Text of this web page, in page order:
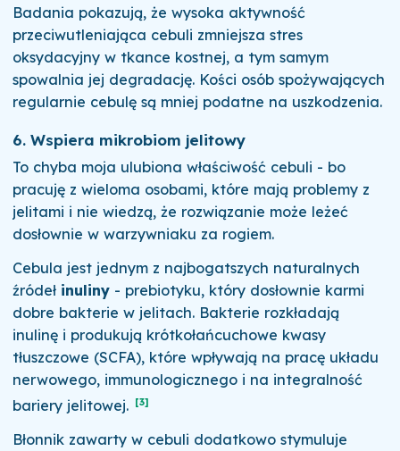
Badania pokazują, że wysoka aktywność
przeciwutleniająca cebuli zmniejsza stres
oksydacyjny w tkance kostnej, a tym samym
spowalnia jej degradację. Kości osób spożywających
regularnie cebulę są mniej podatne na uszkodzenia.
6. Wspiera mikrobiom jelitowy
To chyba moja ulubiona właściwość cebuli - bo
pracuję z wieloma osobami, które mają problemy z
jelitami i nie wiedzą, że rozwiązanie może leżeć
dosłownie w warzywniaku za rogiem.
Cebula jest jednym z najbogatszych naturalnych
źródeł inuliny- prebiotyku, który dosłownie karmi
dobre bakterie w jelitach. Bakterie rozkładają
inulinę i produkują krótkołańcuchowe kwasy
tłuszczowe (SCFA), które wpływają na pracę układu
nerwowego, immunologicznego i na integralność
bariery jelitowej. [3]
Błonnik zawarty w cebuli dodatkowo stymuluje